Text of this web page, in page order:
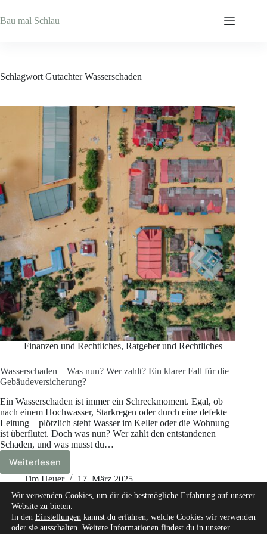
Inhalt
springen
Bau mal Schlau
Schlagwort Gutachter Wasserschaden
Finanzen und Rechtliches, Ratgeber und Rechtliches
Wasserschaden – Was nun? Wer zahlt? Ein klarer Fall für die
Gebäudeversicherung?
Ein Wasserschaden ist immer ein Schreckmoment. Egal, ob
nach einem Hochwasser, Starkregen oder durch eine defekte
Leitung – plötzlich steht Wasser im Keller oder die Wohnung
ist überflutet. Doch was nun? Wer zahlt den entstandenen
Schaden, und was musst du…
WeiterlesenWasserschaden
–
nun?
Wer
zahlt?
Tim Heuer 17. März 2025
Wir verwenden Cookies, um dir die bestmögliche Erfahrung auf unserer
Website zu bieten.
In den Einstellungen kannst du erfahren, welche Cookies wir verwenden
oder sie ausschalten. Weitere Informationen findest du in unserer